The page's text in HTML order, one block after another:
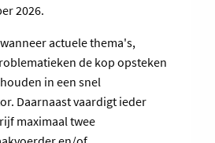
2026.
wanneer actuele thema's,
de kop opsteken
in een snel
Daarnaast vaardigt ieder
maximaal twee